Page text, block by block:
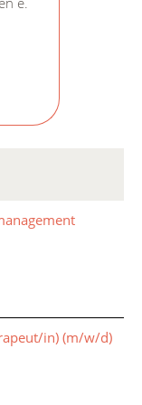
in) (m/w/d)